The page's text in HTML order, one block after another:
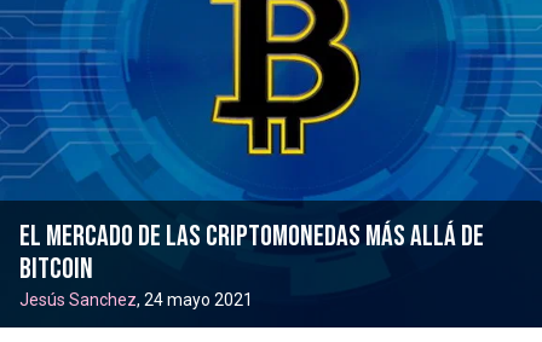
El mercado de las criptomonedas más allá de
bitcoin
Jesús Sanchez, 24 mayo 2021